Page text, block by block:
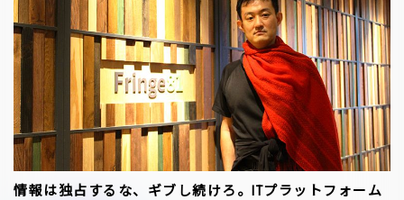
情報は独占するな、ギブし続けろ。ITプラットフォーム